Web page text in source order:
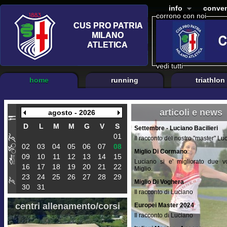
corrono con noi
vedi tutti
info
home running triathlon
agosto - 2026
D
L M M G V
S
01
02
03 04 05 06 07
08
09
10 11 12 13 14
15
16
17 18 19 20 21
22
23
24 25 26 27 28
29
30
31
articoli e news
Settembre - Luciano Bacilieri
Il racconto del nostro "master"
Miglio Di Cormano
Luciano si e' migliorato due
Miglio.
Miglio Di Voghera
Il racconto di Luciano
Europei Master 2024
Il racconto di Luciano
centri allenamento/corsi